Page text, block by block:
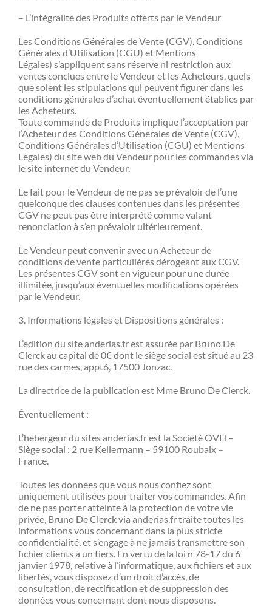
– L’intégralité des Produits offerts par le Vendeur
Les Conditions Générales de Vente (CGV), Conditions
Générales d’Utilisation (CGU) et Mentions
Légales) s’appliquent sans réserve ni restriction aux
ventes conclues entre le Vendeur et les Acheteurs, quels
que soient les stipulations qui peuvent figurer dans les
conditions générales d’achat éventuellement établies par
les Acheteurs.
Toute commande de Produits implique l’acceptation par
l’Acheteur des Conditions Générales de Vente (CGV),
Conditions Générales d’Utilisation (CGU) et Mentions
Légales) du site web du Vendeur pour les commandes via
le site internet du Vendeur.
Le fait pour le Vendeur de ne pas se prévaloir de l’une
quelconque des clauses contenues dans les présentes
CGV ne peut pas être interprété comme valant
renonciation à s’en prévaloir ultérieurement.
Le Vendeur peut convenir avec un Acheteur de
conditions de vente particulières dérogeant aux CGV.
Les présentes CGV sont en vigueur pour une durée
illimitée, jusqu’aux éventuelles modifications opérées
par le Vendeur.
3. Informations légales et Dispositions générales :
L’édition du site anderias.fr est assurée par Bruno De
Clerck au capital de 0€ dont le siège social est situé au 23
rue des carmes, appt6, 17500 Jonzac.
La directrice de la publication est Mme Bruno De Clerck.
Éventuellement :
L’hébergeur du sites anderias.fr est la Société OVH –
Siège social : 2 rue Kellermann – 59100 Roubaix –
France.
Toutes les données que vous nous confiez sont
uniquement utilisées pour traiter vos commandes. Afin
de ne pas porter atteinte à la protection de votre vie
privée, Bruno De Clerck via anderias.fr traite toutes les
informations vous concernant dans la plus stricte
confidentialité, et s’engage à ne jamais transmettre son
fichier clients à un tiers. En vertu de la loi n 78-17 du 6
janvier 1978, relative à l’informatique, aux fichiers et aux
libertés, vous disposez d’un droit d’accès, de
consultation, de rectification et de suppression des
données vous concernant dont nous disposons.